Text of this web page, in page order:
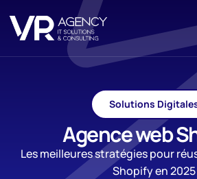
Solutions
Agence web
Les meilleures stratégies pour
Shopify en 2025